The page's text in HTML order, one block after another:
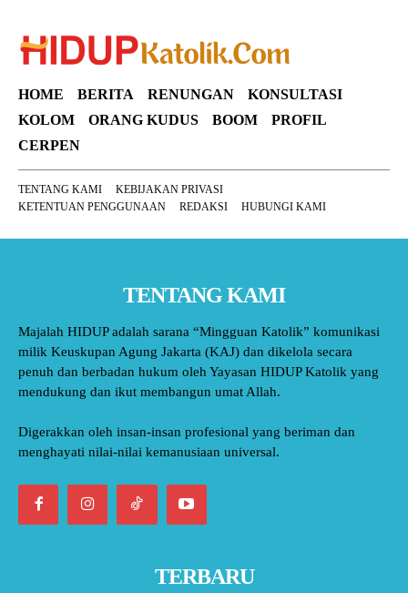
HOME BERITA RENUNGAN
KONSULTASI
KOLOM
ORANG KUDUS BOOM
PROFIL
CERPEN
TENTANG KAMI
KEBIJAKAN PRIVASI
KETENTUAN PENGGUNAAN
REDAKSI HUBUNGI KAMI
TENTANG KAMI
Majalah HIDUP adalah sarana “Mingguan Katolik” komunikasi
milik Keuskupan Agung Jakarta (KAJ) dan dikelola secara
penuh dan berbadan hukum oleh Yayasan HIDUP Katolik yang
mendukung dan ikut membangun umat Allah.
Digerakkan oleh insan-insan profesional yang beriman dan
menghayati nilai-nilai kemanusiaan universal.
TERBARU